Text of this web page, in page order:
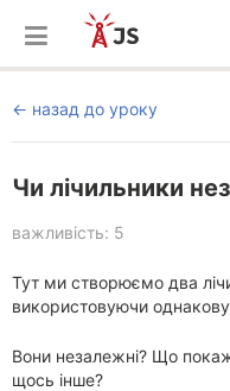
назад до уроку
Чи лічильники
важливість: 5
Тут ми створюємо два
використовуючи
Вони незалежні? Що
щось інше?